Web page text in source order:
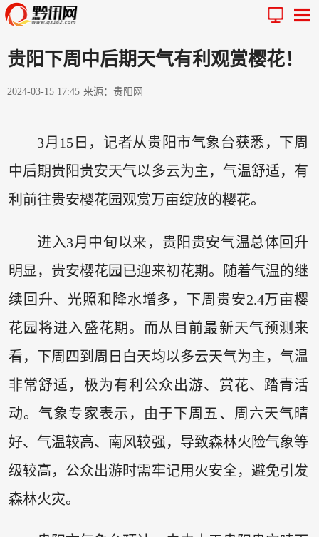
贵阳下周中后期天气有利观赏樱花！
2024-03-15 17:45 来源：贵阳网
3月15日，记者从贵阳市气象台获悉，下周
中后期贵阳贵安天气以多云为主，气温舒适，有
利前往贵安樱花园观赏万亩绽放的樱花。
进入3月中旬以来，贵阳贵安气温总体回升
明显，贵安樱花园已迎来初花期。随着气温的继
续回升、光照和降水增多，下周贵安2.4万亩樱
花园将进入盛花期。而从目前最新天气预测来
看，下周四到周日白天均以多云天气为主，气温
非常舒适，极为有利公众出游、赏花、踏青活
动。气象专家表示，由于下周五、周六天气晴
好、气温较高、南风较强，导致森林火险气象等
级较高，公众出游时需牢记用火安全，避免引发
森林火灾。